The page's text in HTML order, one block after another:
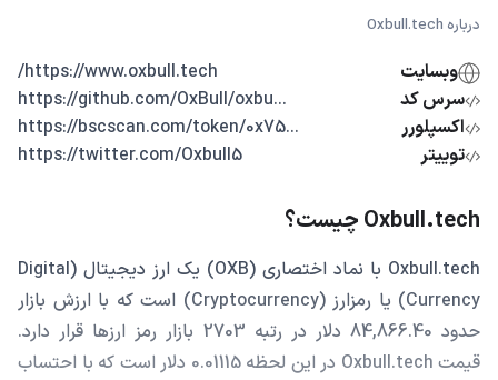
درباره Oxbull.tech
وبسایت
https://www.oxbull.tech/
سرس کد
...https://github.com/OxBull/oxbu
اکسپلورر
...https://bscscan.com/token/0x75
توییتر
https://twitter.com/Oxbull5
Oxbull.tech چیست؟
Oxbull.tech با نماد اختصاری (OXB) یک ارز دیجیتال (Digital
Currency) یا رمزارز (Cryptocurrency) است که با ارزش بازار
حدود 84,866.40 دلار در رتبه 2703 بازار رمز ارزها قرار دارد.
قیمت Oxbull.tech در این لحظه 0.01115 دلار است که با احتساب